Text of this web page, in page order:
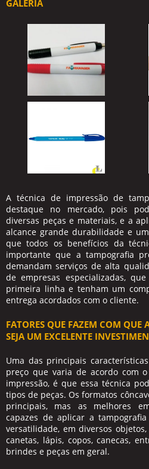
GALERIA
A técnica de impressão de
destaque no mercado, pois
diversas peças e materiais, e a
alcance grande durabilidade e
que todos os benefícios da
importante que a tampografia
demandam serviços de alta
de empresas especializadas,
primeira linha e tenham um
entrega acordados com o cliente.
FATORES QUE FAZEM COM QUE
SEJA UM EXCELENTE
Uma das principais
preço que varia de acordo com
impressão, é que essa técnica
tipos de peças. Os formatos
principais, mas as melhores
capazes de aplicar a
versatilidade, em diversos
canetas, lápis, copos, canecas,
brindes e peças em geral.